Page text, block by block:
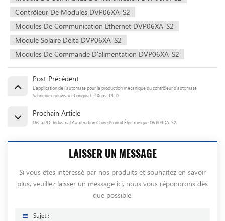
Contrôleur De Modules DVP06XA-S2
Modules De Communication Ethernet DVP06XA-S2
Module Solaire Delta DVP06XA-S2
Modules De Commande D'alimentation DVP06XA-S2
Post Précédent
L'application de l'automate pour la production mécanique du contrôleur d'automate
Schneider nouveau et original 140cps11410
Prochain Article
Delta PLC Industrial Automation Chine Produit Électronique DVP04DA-S2
LAISSER UN MESSAGE
Si vous êtes intéressé par nos produits et souhaitez en savoir
plus, veuillez laisser un message ici, nous vous répondrons dès
que possible.
Sujet :